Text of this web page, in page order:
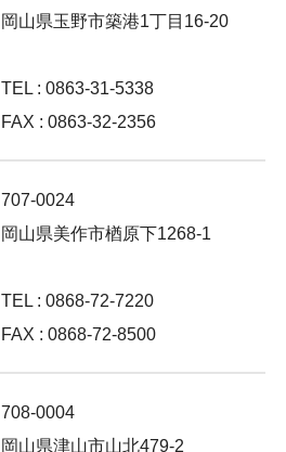
岡山県玉野市築港1丁目16-20
TEL : 0863-31-5338
FAX : 0863-32-2356
707-0024
岡山県美作市楢原下1268-1
TEL : 0868-72-7220
FAX : 0868-72-8500
708-0004
岡山県津山市山北479-2